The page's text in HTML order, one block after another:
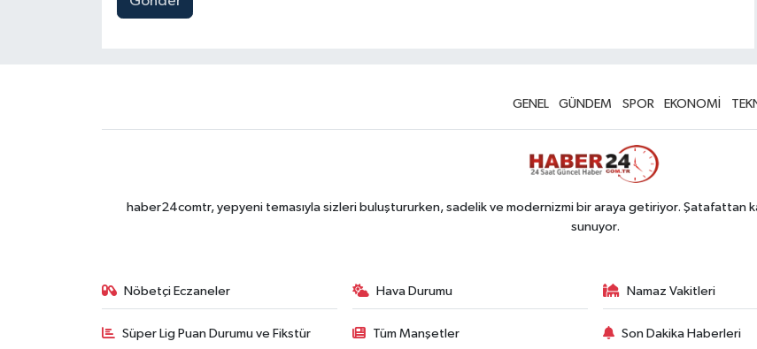
GENEL GÜNDEM SPOR EKONOMİ
haber24comtr, yepyeni temasıyla sizleri buluştururken, sadelik ve modernizmi bir araya getiriyor. Şatafattan
sunuyor.
Nöbetçi Eczaneler Hava Durumu Namaz Vakitleri
Süper Lig Puan Durumu ve Fikstür Tüm Manşetler Son Dakika Haberleri